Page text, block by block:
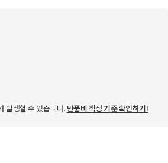
발생할 수 있습니다. 반품비 책정 기준 확인하기!